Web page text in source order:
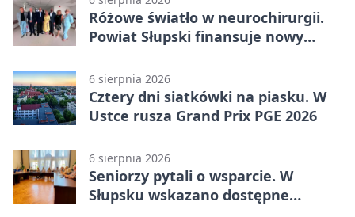
Różowe światło w neurochirurgii.
Powiat Słupski finansuje nowy
6 sierpnia 2026
Cztery dni siatkówki na piasku. W
Ustce rusza Grand Prix PGE 2026
6 sierpnia 2026
Seniorzy pytali o wsparcie. W
Słupsku wskazano dostępne